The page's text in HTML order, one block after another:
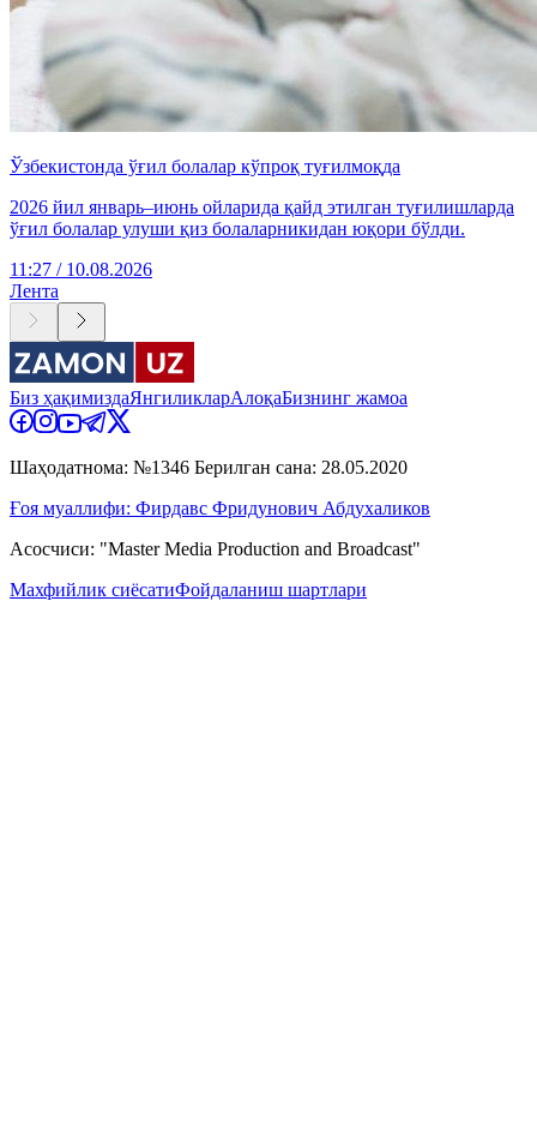
Ўзбекистонда ўғил болалар кўпроқ туғилмоқда
2026 йил январь–июнь ойларида қайд этилган туғилишларда
ўғил болалар улуши қиз болаларникидан юқори бўлди.
11:27 / 10.08.2026
Лента
Биз ҳақимиздаЯнгиликларАлоқаБизнинг жамоа
Шаҳодатнома: №1346 Берилган сана: 28.05.2020
Ғоя муаллифи: Фирдавс Фридунович Абдухаликов
Асосчиси: "Master Media Production and Broadcast"
Махфийлик сиёсатиФойдаланиш шартлари